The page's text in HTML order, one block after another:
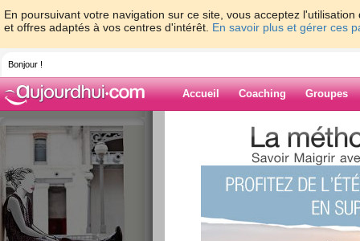
En poursuivant votre navigation sur ce site, vous acceptez
et offres adaptés à vos centres d'intérêt. En savoir plus et gérer ces
Bonjour !
Accueil Coaching Groupes
>
> «
personnelle, une affaire de lectures, de
le plus souvent. » (Laurent Lemire)
Blog de